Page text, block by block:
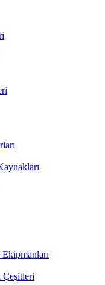
Çeşitleri